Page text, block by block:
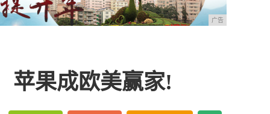
广告
苹果成欧美赢家!